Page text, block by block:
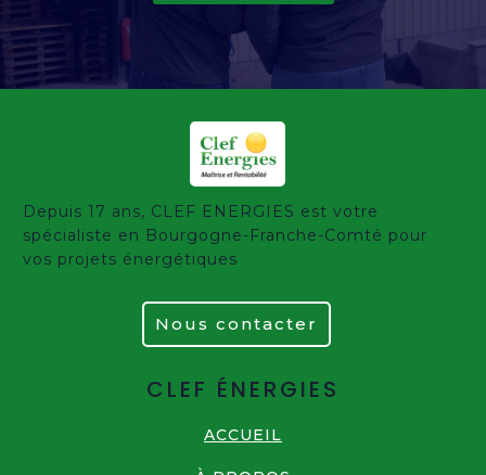
Depuis 17 ans, CLEF ENERGIES est votre
spécialiste en Bourgogne-Franche-Comté pour
vos projets énergétiques
Nous contacter
CLEF ÉNERGIES
ACCUEIL